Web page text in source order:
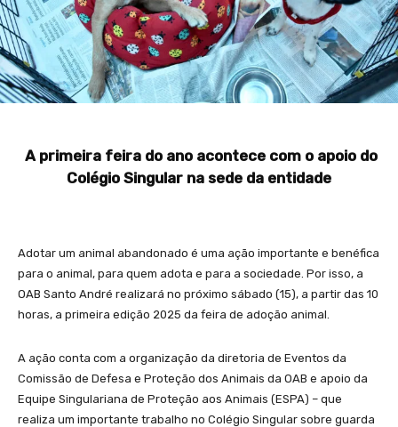
A primeira feira do ano acontece com o apoio do
Colégio Singular na sede da entidade
Adotar um animal abandonado é uma ação importante e benéfica
para o animal, para quem adota e para a sociedade. Por isso, a
OAB Santo André realizará no próximo sábado (15), a partir das 10
horas, a primeira edição 2025 da feira de adoção animal.
A ação conta com a organização da diretoria de Eventos da
Comissão de Defesa e Proteção dos Animais da OAB e apoio da
Equipe Singulariana de Proteção aos Animais (ESPA) – que
realiza um importante trabalho no Colégio Singular sobre guarda